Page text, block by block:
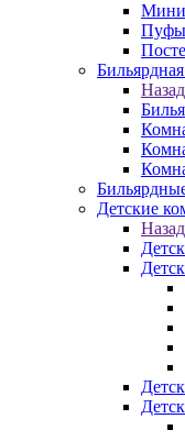
Пуфы
Назад
Детские
Назад